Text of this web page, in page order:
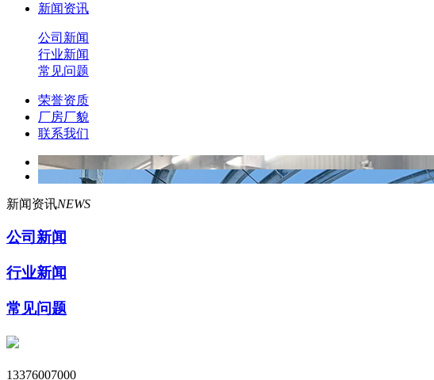
新闻资讯
公司新闻
行业新闻
常见问题
荣誉资质
厂房厂貌
联系我们
新闻资讯NEWS
公司新闻
行业新闻
常见问题
13376007000